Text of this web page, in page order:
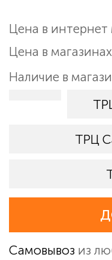
Цена в интернет
Цена в
Наличие в
ТРЦ
Самовывоз из